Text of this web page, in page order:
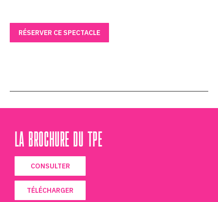
RÉSERVER CE SPECTACLE
LA BROCHURE DU TPE
CONSULTER
TÉLÉCHARGER